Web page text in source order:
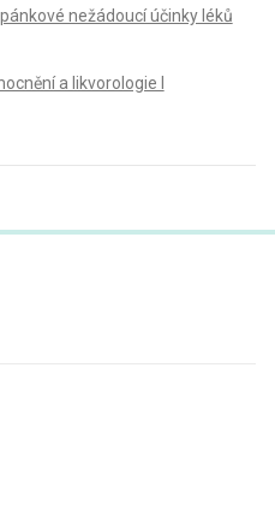
nežádoucí účinky léků
a likvorologie I